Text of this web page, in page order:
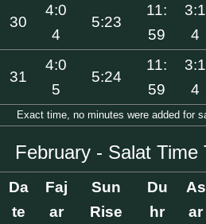
30
4:0
4
5:23
11:
59
3:1
4
31
4:0
5
5:24
11:
59
3:1
4
Exact time, no minutes were added for
February - Salat Time
Da
te
Faj
ar
Sun
Rise
Du
hr
As
ar